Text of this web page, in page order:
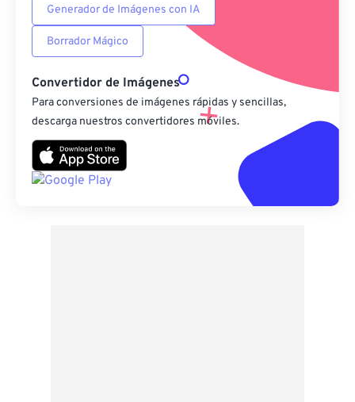
Generador de Imágenes con IA
Borrador Mágico
Convertidor de Imágenes
Para conversiones de imágenes rápidas y sencillas,
descarga nuestros convertidores móviles.